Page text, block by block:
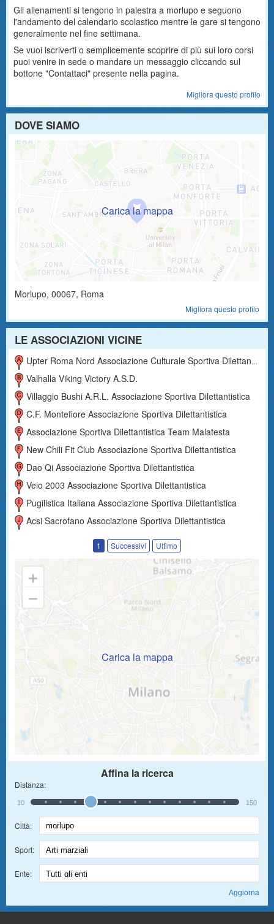
Gli allenamenti si tengono in palestra a morlupo e seguono
l'andamento del calendario scolastico mentre le gare si tengono
generalmente nel fine settimana.
Se vuoi iscriverti o semplicemente scoprire di più sui loro corsi
puoi venire in sede o mandare un messaggio cliccando sul
bottone "Contattaci" presente nella pagina.
Migliora questo profilo
DOVE SIAMO
Morlupo, 00067, Roma
Migliora questo profilo
LE ASSOCIAZIONI VICINE
Upter Roma Nord Associazione Culturale Sportiva Dilettantistica
Valhalla Viking Victory A.S.D.
Villaggio Bushi A.r.l. Associazione Sportiva Dilettantistica
C.f. Montefiore Associazione Sportiva Dilettantistica
Associazione Sportiva Dilettantistica Team Malatesta
New Chili Fit Club Associazione Sportiva Dilettantistica
Dao Qi Associazione Sportiva Dilettantistica
Veio 2003 Associazione Sportiva Dilettantistica
Pugilistica Italiana Associazione Sportiva Dilettantistica
Acsi Sacrofano Associazione Sportiva Dilettantistica
1 Successivi Ultimo
Carica la mappa
Affina la ricerca
Distanza:
10 150
Città:
Sport:
Ente: